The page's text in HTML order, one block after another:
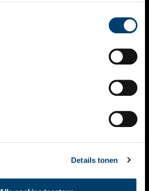
Details tonen